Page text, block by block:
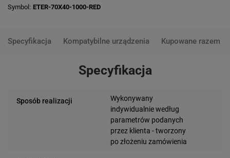
Symbol ETER-70X40-1000-RED
Specyfikacja Kompatybilne urządzenia Kupowane razem
Specyfikacja
Sposób realizacji
Wykonywany
indywidualnie według
parametrów podanych
przez klienta - tworzony
po złożeniu zamówienia